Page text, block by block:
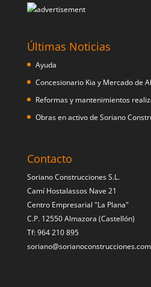
Últimas Noticias
Ayuda
Concesionario Kia y Mercado de
Reformas y mantenimientos
Obras en activo de Soriano
Contacto
Soriano Construcciones S.L.
Camí Hostalassos Nave 21
Centro Empresarial "La Plana"
C.P. 12550 Almazora (Castellón)
Tf: 964 210 895
soriano@sorianoconstrucciones.com